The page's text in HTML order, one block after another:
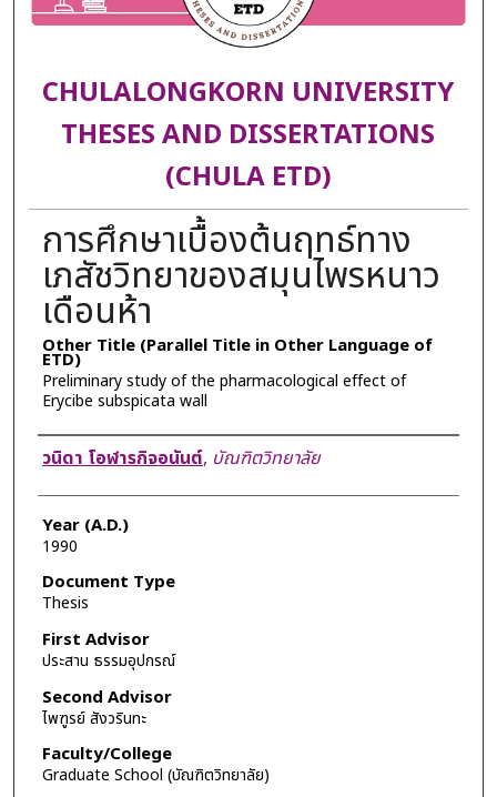
CHULALONGKORN UNIVERSITY
THESES AND DISSERTATIONS
(CHULA ETD)
การศึกษาเบื้องต้นฤทธ์ทาง
เภสัชวิทยาของสมุนไพรหนาว
เดือนห้า
Other Title (Parallel Title in Other Language of
ETD)
Preliminary study of the pharmacological effect of
Erycibe subspicata wall
Author
วนิดา โอฬารกิจอนันต์, บัณฑิตวิทยาลัย
Year (A.D.)
1990
Document Type
Thesis
First Advisor
ประสาน ธรรมอุปกรณ์
Second Advisor
ไพฑูรย์ สังวรินทะ
Faculty/College
Graduate School (บัณฑิตวิทยาลัย)